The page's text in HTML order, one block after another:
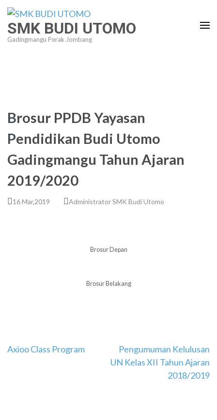
Lompat
konten
(Tekan
SMK BUDI UTOMO
Gadingmangu Perak Jombang
Brosur PPDB Yayasan
Pendidikan Budi Utomo
Gadingmangu Tahun Ajaran
2019/2020
16 Mar,2019 Administrator SMK Budi Utomo
Brosur Depan
Brosur Belakang
Navigasi
Axioo Class Program
Pengumuman Kelulusan
UN Kelas XII Tahun Ajaran
2018/2019